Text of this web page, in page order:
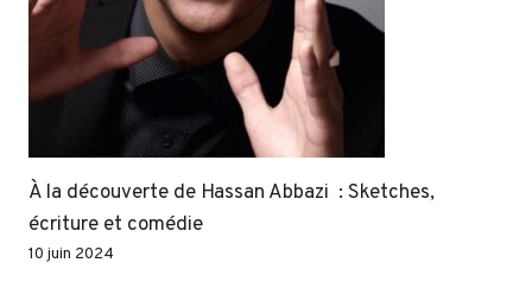
À la découverte de Hassan Abbazi : Sketches,
écriture et comédie
10 juin 2024